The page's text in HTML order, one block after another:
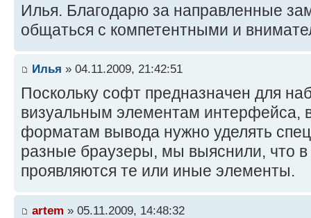
Илья. Благодарю за направленные
общаться с компетентными и
Илья » 04.11.2009, 21:42:51
Поскольку софт предназначен для
визуальным элементам интерфейса,
форматам вывода нужно уделять
разные браузеры, мы выяснили, что
проявляются те или иные элементы.
artem » 05.11.2009, 14:48:32